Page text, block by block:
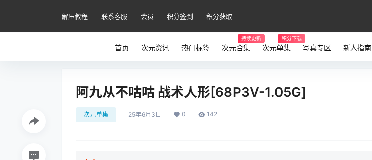
解压教程 联系客服 会员 积分签到 积分获取
首页 次元资讯 热门标签 次元合集
持续更新
次元单集
积分下载
写真专区 新人指南
阿九从不咕咕 战术人形[68P3V-1.05G]
次元单集 25年6月3日 0 142